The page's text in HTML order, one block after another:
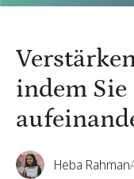
indem Sie
Heba Rahman